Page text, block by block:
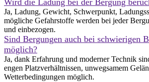
Wird die Ladung bei der Bergung
Ja, Ladung, Gewicht, Schwerpunkt,
mögliche Gefahrstoffe werden bei jeder
und einbezogen.
Sind Bergungen auch bei schwierigen
möglich?
Ja, dank Erfahrung und moderner Technik
engen Platzverhältnissen, unwegsamem
Wetterbedingungen möglich.